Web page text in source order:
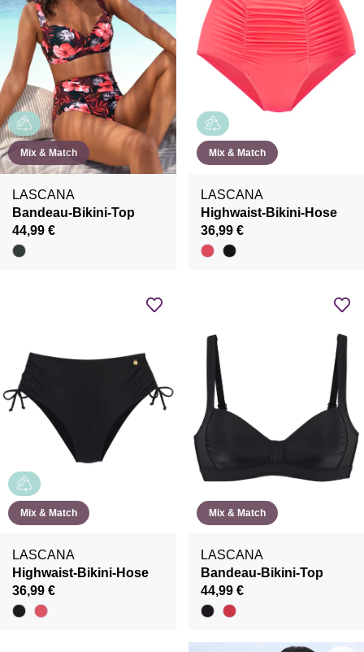
Mix & Match
LASCANA
Bandeau-Bikini-Top
44,99 €
Mix & Match
LASCANA
Highwaist-Bikini-Hose
36,99 €
Mix & Match
LASCANA
Highwaist-Bikini-Hose
36,99 €
Mix & Match
LASCANA
Bandeau-Bikini-Top
44,99 €